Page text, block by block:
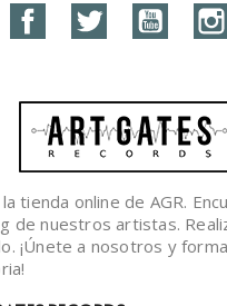
FacebookTwitter
tienda online de AGR.
de nuestros artistas.
¡Únete a nosotros y